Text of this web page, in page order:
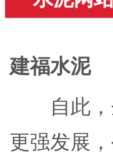
建福水泥
自此
更强发展